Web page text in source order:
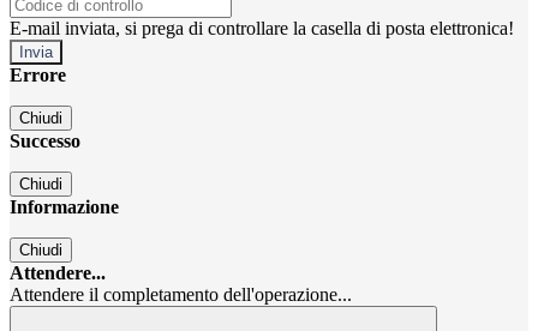
E-mail inviata, si prega di controllare la casella di posta elettronica!
Errore
Chiudi
Successo
Chiudi
Informazione
Chiudi
Attendere...
Attendere il completamento dell'operazione...